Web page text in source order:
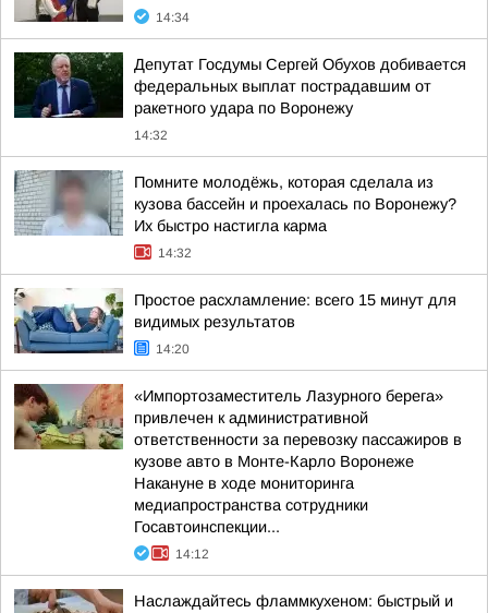
14:34
Депутат Госдумы Сергей Обухов добивается
федеральных выплат пострадавшим от
ракетного удара по Воронежу
14:32
Помните молодёжь, которая сделала из
кузова бассейн и проехалась по Воронежу?
Их быстро настигла карма
14:32
Простое расхламление: всего 15 минут для
видимых результатов
14:20
«Импортозаместитель Лазурного берега»
привлечен к административной
ответственности за перевозку пассажиров в
кузове авто в Монте-Карло Воронеже
Накануне в ходе мониторинга
медиапространства сотрудники
Госавтоинспекции...
14:12
Наслаждайтесь фламмкухеном: быстрый и